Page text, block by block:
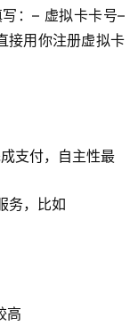
：– 虚拟卡卡号–
接用你注册虚拟卡
支付，自主性最
务，比如
高